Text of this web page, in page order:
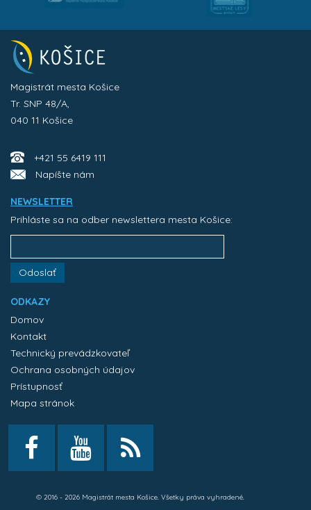
Magistrát mesta Košice
Tr. SNP 48/A,
040 11 Košice
+421 55 6419 111
Napíšte nám
NEWSLETTER
Prihláste sa na odber newslettera mesta Košice:
Odoslať
ODKAZY
Domov
Kontakt
Technický prevádzkovateľ
Ochrana osobných údajov
Prístupnosť
Mapa stránok
© 2016 - 2026 Magistrát mesta Košice. Všetky práva vyhradené.